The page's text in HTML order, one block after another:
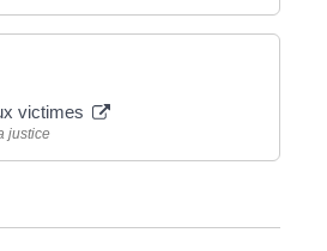
victimes
justice